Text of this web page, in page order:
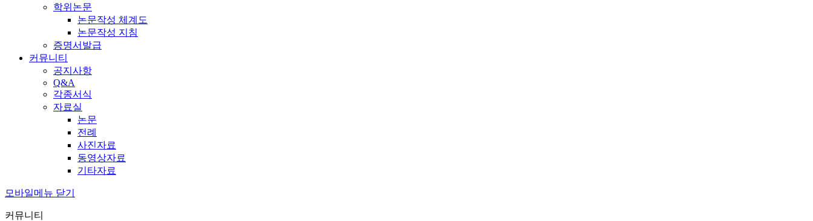
학위논문
논문작성 체계도
논문작성 지침
증명서발급
커뮤니티
공지사항
Q&A
각종서식
자료실
논문
전례
사진자료
동영상자료
기타자료
모바일메뉴 닫기
커뮤니티